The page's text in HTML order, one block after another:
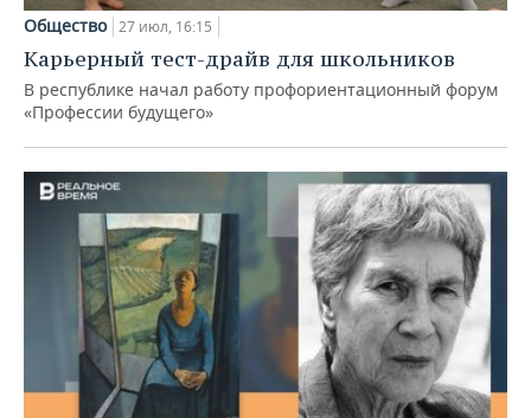
Общество 27 июл, 16:15
Карьерный тест-драйв для школьников
В республике начал работу профориентационный форум
«Профессии будущего»